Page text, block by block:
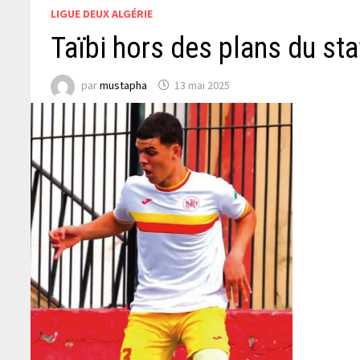
LIGUE DEUX ALGÉRIE
Taïbi hors des plans du
parmustapha 13 mai 2025